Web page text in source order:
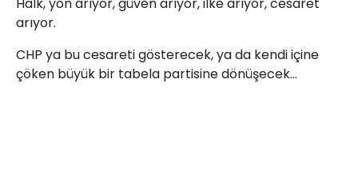
arıyor.
CHP ya bu cesareti gösterecek, ya da kendi içine
çöken büyük bir tabela partisine dönüşecek...